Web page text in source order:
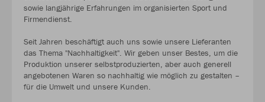
sowie langjährige Erfahrungen im organisierten Sport und
Firmendienst.
Seit Jahren beschäftigt auch uns sowie unsere Lieferanten
das Thema "Nachhaltigkeit". Wir geben unser Bestes, um die
Produktion unserer selbstproduzierten, aber auch generell
angebotenen Waren so nachhaltig wie möglich zu gestalten –
für die Umwelt und unsere Kunden.